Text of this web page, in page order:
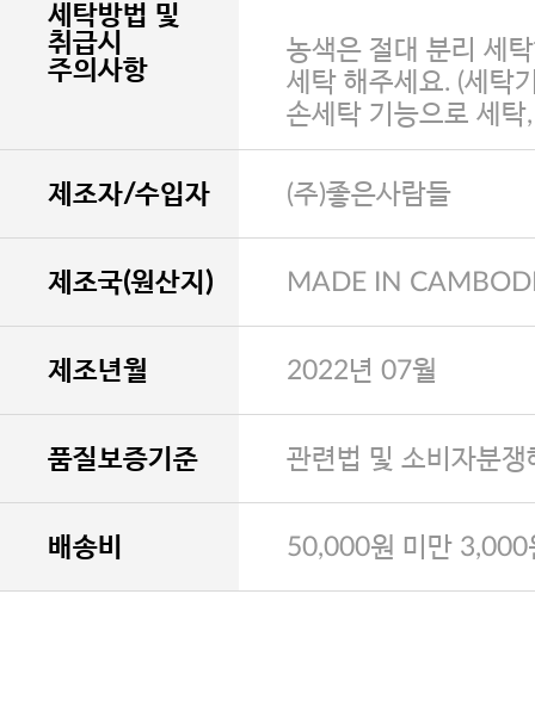
세탁방법 및
취급시
주의사항
농색은 절대 분리 세
세탁 해주세요. (세탁
손세탁 기능으로 세탁
제조자/수입자 (주)좋은사람들
제조국(원산지) MADE IN
제조년월 2022년 07월
품질보증기준 관련법 및 소비자분
배송비 50,000원 미만 3,000